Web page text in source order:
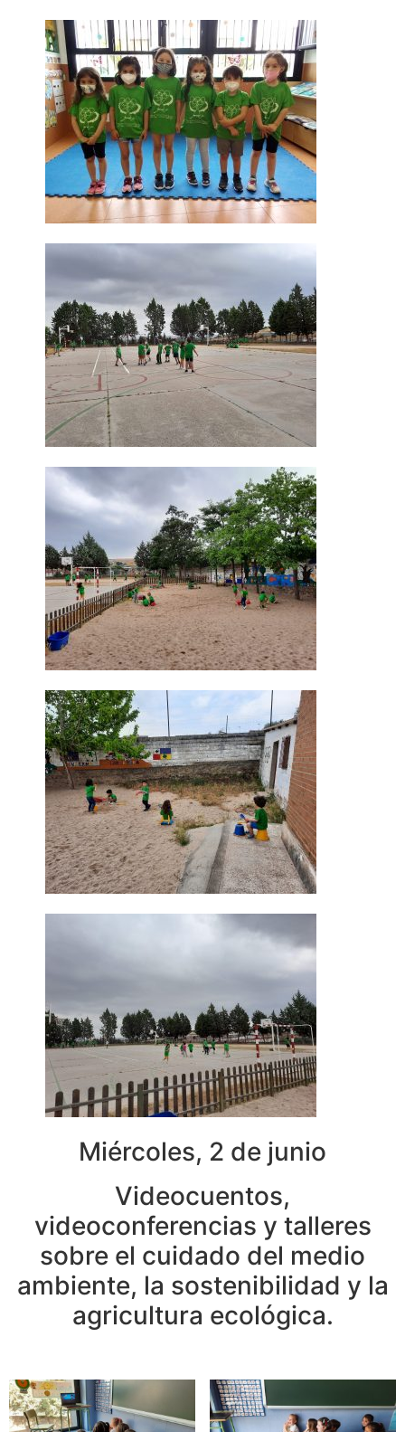
Miércoles, 2 de junio
Videocuentos,
videoconferencias y talleres
sobre el cuidado del medio
ambiente, la sostenibilidad y la
agricultura ecológica.